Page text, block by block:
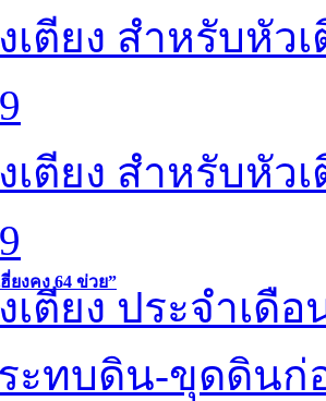
ยงคง 64 ข่วย”
เตียง สำหรับหัว
เตียง สำหรับหัว
ตียง ประจำเดือ
ะทบดิน-ขุดดินก่